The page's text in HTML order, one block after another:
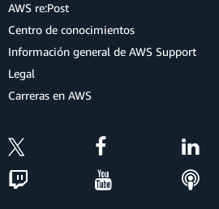
AWS re:Post
Centro de conocimientos
Información general de AWS Support
Legal
Carreras en AWS